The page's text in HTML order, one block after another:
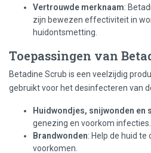
Vertrouwde merknaam:
zijn bewezen effectiviteit in
huidontsmetting.
Toepassingen van
Betadine Scrub is een veelzijdig
gebruikt voor het desinfecteren van
Huidwondjes, snijwonden en
genezing en voorkom infecties.
Brandwonden: Help de huid
voorkomen.